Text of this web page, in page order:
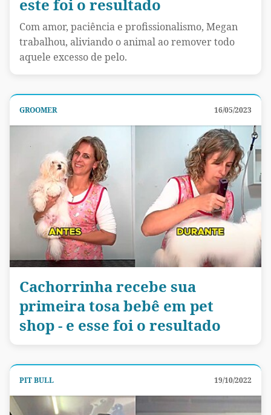
este foi o resultado
Com amor, paciência e profissionalismo, Megan
trabalhou, aliviando o animal ao remover todo
aquele excesso de pelo.
GROOMER 16/05/2023
Cachorrinha recebe sua
primeira tosa bebê em pet
shop - e esse foi o resultado
PIT BULL 19/10/2022